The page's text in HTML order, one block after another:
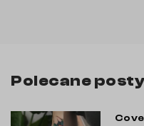
Polecane posty